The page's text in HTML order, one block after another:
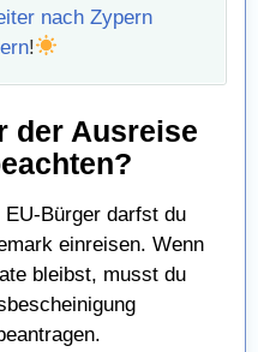
nach Zypern
!
der Ausreise
EU-Bürger darfst du
einreisen. Wenn
bleibst, musst du